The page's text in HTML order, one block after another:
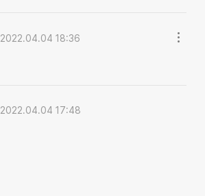
2022.04.04 18:36
2022.04.04 17:48